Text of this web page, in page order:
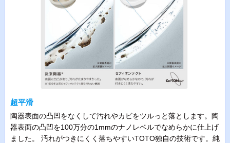
超平滑
陶器表面の凸凹をなくして汚れやカビをツルっと落とします。陶
器表面の凸凹を100万分の1mmのナノレベルでなめらかに仕上げ
ました。 汚れがつきにくく落ちやすいTOTO独自の技術です。純